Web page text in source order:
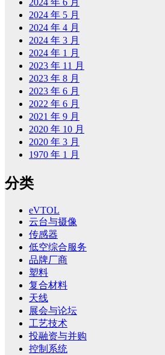
2024 年 6 月
2024 年 5 月
2024 年 4 月
2024 年 3 月
2024 年 1 月
2023 年 11 月
2023 年 8 月
2023 年 6 月
2022 年 6 月
2021 年 9 月
2020 年 10 月
2020 年 3 月
1970 年 1 月
分类
eVTOL
云台与摄像
传感器
低空综合服务
品牌厂商
塑料
复合材料
天线
展会与论坛
工艺技术
投融资与并购
控制系统